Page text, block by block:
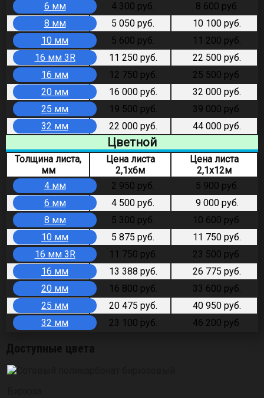
6 мм 4 300 руб.
8 600 руб.
8 мм
5 050 руб.
10 100 руб.
10 мм
5 600 руб.
11 200 руб.
16 мм 3R
11 250 руб.
22 500 руб.
16 мм
12 750 руб.
25 500 руб.
20 мм
16 000 руб.
32 000 руб.
25 мм
19 500 руб.
39 000 руб.
32 мм
22 000 руб. 44 000 руб.
Цветной
Толщина листа,
мм
Цена листа
2,1х6м
Цена листа
2,1х12м
4 мм
2 950 руб.
5 900 руб.
6 мм
4 500 руб.
9 000 руб.
8 мм
5 300 руб.
10 600 руб.
10 мм
5 875 руб.
11 750 руб.
16 мм 3R
11 750 руб.
23 500 руб.
16 мм
13 388 руб.
26 775 руб.
20 мм
16 800 руб.
33 600 руб.
25 мм
20 475 руб.
40 950 руб.
32 мм
23 100 руб. 46 200 руб.
Доступные цвета